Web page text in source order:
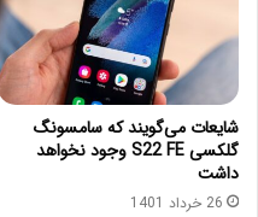
شایعات می‌گویند که سامسونگ
گلکسی S22 FE وجود نخواهد
داشت
26 خرداد 1401